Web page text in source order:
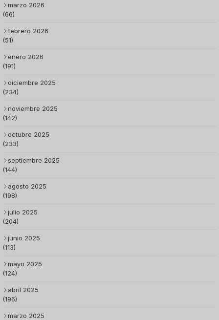
marzo 2026
(66)
febrero 2026
(51)
enero 2026
(191)
diciembre 2025
(234)
noviembre 2025
(142)
octubre 2025
(233)
septiembre 2025
(144)
agosto 2025
(198)
julio 2025
(204)
junio 2025
(113)
mayo 2025
(124)
abril 2025
(196)
marzo 2025